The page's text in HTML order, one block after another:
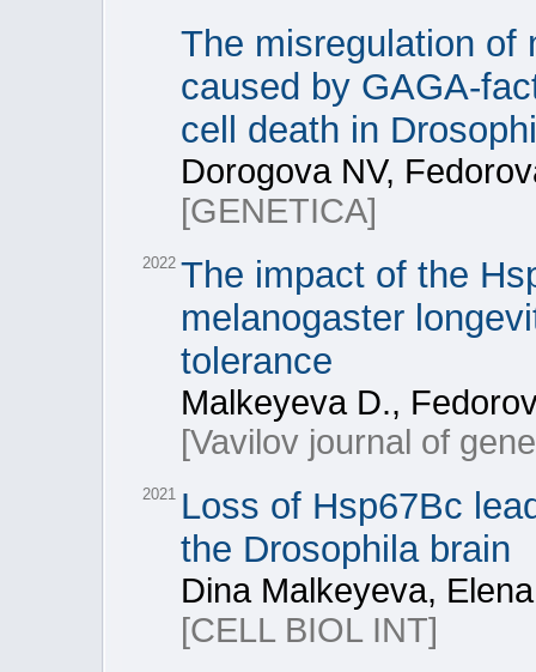
The misregulation of
caused by GAGA-
cell death in
Dorogova NV,
[GENETICA]
2022 The impact of the
melanogaster
tolerance
Malkeyeva D.,
[Vavilov journal of
2021 Loss of Hsp67Bc
the Drosophila brain
Dina Malkeyeva,
[CELL BIOL INT]